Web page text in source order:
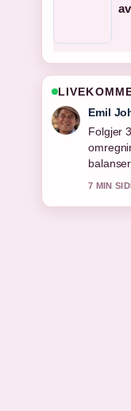
Nyttig
og....